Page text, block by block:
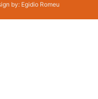
by: Egidio Romeu